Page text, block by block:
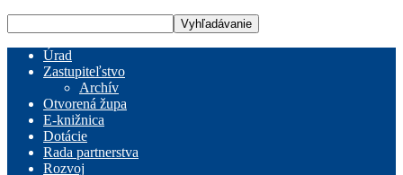
Úrad
Zastupiteľstvo
Archív
Otvorená župa
E-knižnica
Dotácie
Rada partnerstva
Rozvoj